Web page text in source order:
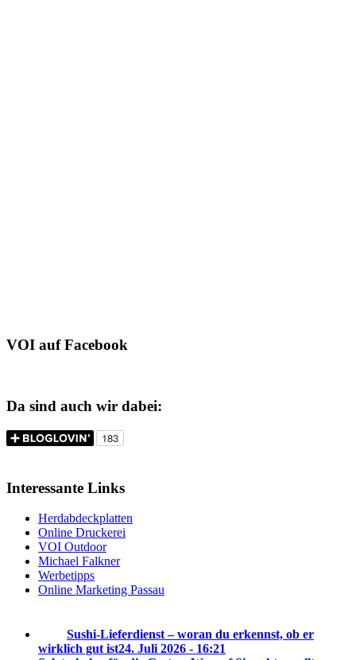
VOI auf Facebook
Da sind auch wir dabei:
Interessante Links
Herdabdeckplatten
Online Druckerei
VOI Outdoor
Michael Falkner
Werbetipps
Online Marketing Passau
Sushi-Lieferdienst – woran du erkennst, ob er
wirklich gut ist24. Juli 2026 - 16:21